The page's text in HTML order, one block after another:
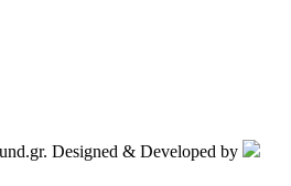
Designed & Developed by